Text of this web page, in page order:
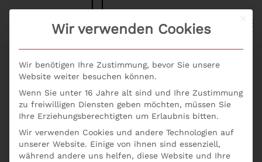
Skip to main content
New Work: Agilität
sicher umsetzen
Mit
Wir verwenden Cookies
Wir benötigen Ihre Zustimmung, bevor Sie unsere
Website weiter besuchen können.
Wenn Sie unter 16 Jahre alt sind und Ihre Zustimmung
zu freiwilligen Diensten geben möchten, müssen Sie
Ihre Erziehungsberechtigten um Erlaubnis bitten.
Wir verwenden Cookies und andere Technologien auf
unserer Website. Einige von ihnen sind essenziell,
während andere uns helfen, diese Website und Ihre